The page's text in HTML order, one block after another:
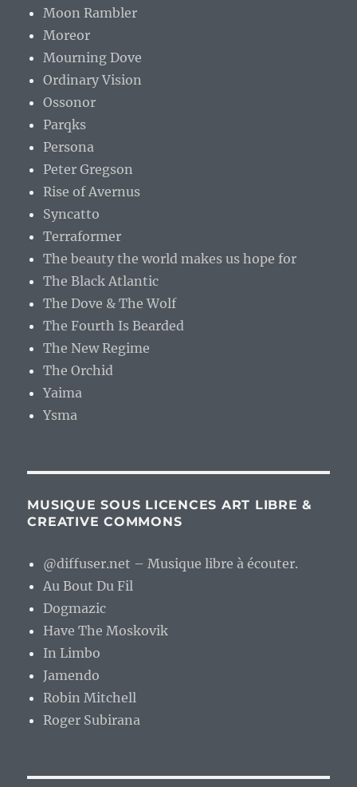
Moon Rambler
Moreor
Mourning Dove
Ordinary Vision
Ossonor
Parqks
Persona
Peter Gregson
Rise of Avernus
Syncatto
Terraformer
The beauty the world makes us hope for
The Black Atlantic
The Dove & The Wolf
The Fourth Is Bearded
The New Regime
The Orchid
Yaima
Ysma
MUSIQUE SOUS LICENCES ART LIBRE &
CREATIVE COMMONS
@diffuser.net – Musique libre à écouter.
Au Bout Du Fil
Dogmazic
Have The Moskovik
In Limbo
Jamendo
Robin Mitchell
Roger Subirana